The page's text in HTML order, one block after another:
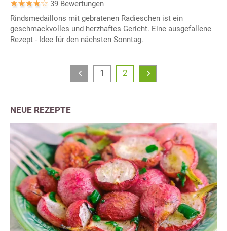
39 Bewertungen
Rindsmedaillons mit gebratenen Radieschen ist ein
geschmackvolles und herzhaftes Gericht. Eine ausgefallene
Rezept - Idee für den nächsten Sonntag.
1 2
NEUE REZEPTE